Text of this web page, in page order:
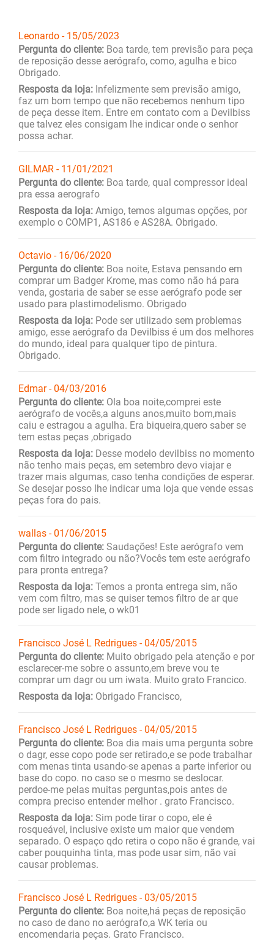
Leonardo - 15/05/2023
Pergunta do cliente: Boa tarde, tem previsão para peça
de reposição desse aerógrafo, como, agulha e bico
Obrigado.
Resposta da loja: Infelizmente sem previsão amigo,
faz um bom tempo que não recebemos nenhum tipo
de peça desse item. Entre em contato com a Devilbiss
que talvez eles consigam lhe indicar onde o senhor
possa achar.
GILMAR - 11/01/2021
Pergunta do cliente: Boa tarde, qual compressor ideal
pra essa aerografo
Resposta da loja: Amigo, temos algumas opções, por
exemplo o COMP1, AS186 e AS28A. Obrigado.
Octavio - 16/06/2020
Pergunta do cliente: Boa noite, Estava pensando em
comprar um Badger Krome, mas como não há para
venda, gostaria de saber se esse aerógrafo pode ser
usado para plastimodelismo. Obrigado
Resposta da loja: Pode ser utilizado sem problemas
amigo, esse aerógrafo da Devilbiss é um dos melhores
do mundo, ideal para qualquer tipo de pintura.
Obrigado.
Edmar - 04/03/2016
Pergunta do cliente: Ola boa noite,comprei este
aerógrafo de vocês,a alguns anos,muito bom,mais
caiu e estragou a agulha. Era biqueira,quero saber se
tem estas peças ,obrigado
Resposta da loja: Desse modelo devilbiss no momento
não tenho mais peças, em setembro devo viajar e
trazer mais algumas, caso tenha condições de esperar.
Se desejar posso lhe indicar uma loja que vende essas
peças fora do pais.
wallas - 01/06/2015
Pergunta do cliente: Saudações! Este aerógrafo vem
com filtro integrado ou não?Vocês tem este aerógrafo
para pronta entrega?
Resposta da loja: Temos a pronta entrega sim, não
vem com filtro, mas se quiser temos filtro de ar que
pode ser ligado nele, o wk01
Francisco José L Redrigues - 04/05/2015
Pergunta do cliente: Muito obrigado pela atenção e por
esclarecer-me sobre o assunto,em breve vou te
comprar um dagr ou um iwata. Muito grato Francico.
Resposta da loja: Obrigado Francisco,
Francisco José L Redrigues - 04/05/2015
Pergunta do cliente: Boa dia mais uma pergunta sobre
o dagr, esse copo pode ser retirado,e se pode trabalhar
com menas tinta usando-se apenas a parte inferior ou
base do copo. no caso se o mesmo se deslocar.
perdoe-me pelas muitas perguntas,pois antes de
compra preciso entender melhor . grato Francisco.
Resposta da loja: Sim pode tirar o copo, ele é
rosqueável, inclusive existe um maior que vendem
separado. O espaço qdo retira o copo não é grande, vai
caber pouquinha tinta, mas pode usar sim, não vai
causar problemas.
Francisco José L Redrigues - 03/05/2015
Pergunta do cliente: Boa noite,há peças de reposição
no caso de dano no aerógrafo,a WK teria ou
encomendaria peças. Grato Francisco.